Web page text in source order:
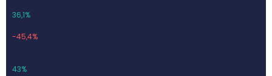
36,1%
-45,4%
43%